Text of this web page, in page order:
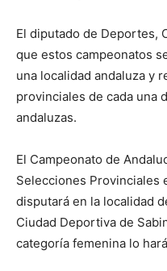
El diputado de Deportes,
que estos campeonatos
una localidad andaluza y
provinciales de cada una
andaluzas.
El Campeonato de
Selecciones Provinciales
disputará en la localidad
Ciudad Deportiva de
categoría femenina lo